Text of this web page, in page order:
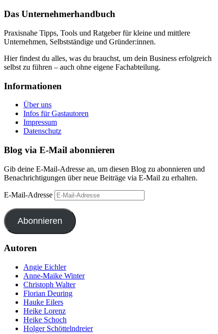
Das Unternehmerhandbuch
Praxisnahe Tipps, Tools und Ratgeber für kleine und mittlere
Unternehmen, Selbstständige und Gründer:innen.
Hier findest du alles, was du brauchst, um dein Business erfolgreich
selbst zu führen – auch ohne eigene Fachabteilung.
Informationen
Über uns
Infos für Gastautoren
Impressum
Datenschutz
Blog via E-Mail abonnieren
Gib deine E-Mail-Adresse an, um diesen Blog zu abonnieren und
Benachrichtigungen über neue Beiträge via E-Mail zu erhalten.
E-Mail-Adresse
Abonnieren
Autoren
Angie Eichler
Anne-Maike Winter
Christoph Walter
Florian Deuring
Hauke Eilers
Heike Lorenz
Heike Schoch
Holger Schöttelndreier